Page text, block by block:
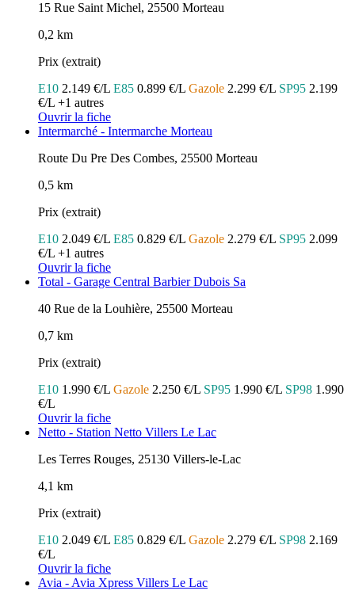
15 Rue Saint Michel, 25500 Morteau
0,2 km
Prix (extrait)
E10 2.149 €/L E85 0.899 €/L Gazole 2.299 €/L SP95 2.199
€/L +1 autres
Ouvrir la fiche
Intermarché - Intermarche Morteau
Route Du Pre Des Combes, 25500 Morteau
0,5 km
Prix (extrait)
E10 2.049 €/L E85 0.829 €/L Gazole 2.279 €/L SP95 2.099
€/L +1 autres
Ouvrir la fiche
Total - Garage Central Barbier Dubois Sa
40 Rue de la Louhière, 25500 Morteau
0,7 km
Prix (extrait)
E10 1.990 €/L Gazole 2.250 €/L SP95 1.990 €/L SP98 1.990
€/L
Ouvrir la fiche
Netto - Station Netto Villers Le Lac
Les Terres Rouges, 25130 Villers-le-Lac
4,1 km
Prix (extrait)
E10 2.049 €/L E85 0.829 €/L Gazole 2.279 €/L SP98 2.169
€/L
Ouvrir la fiche
Avia - Avia Xpress Villers Le Lac